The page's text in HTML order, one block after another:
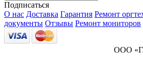
Подписаться
О нас Доставка Гарантия Ремонт
документы Отзывы Ремонт мониторов
ООО